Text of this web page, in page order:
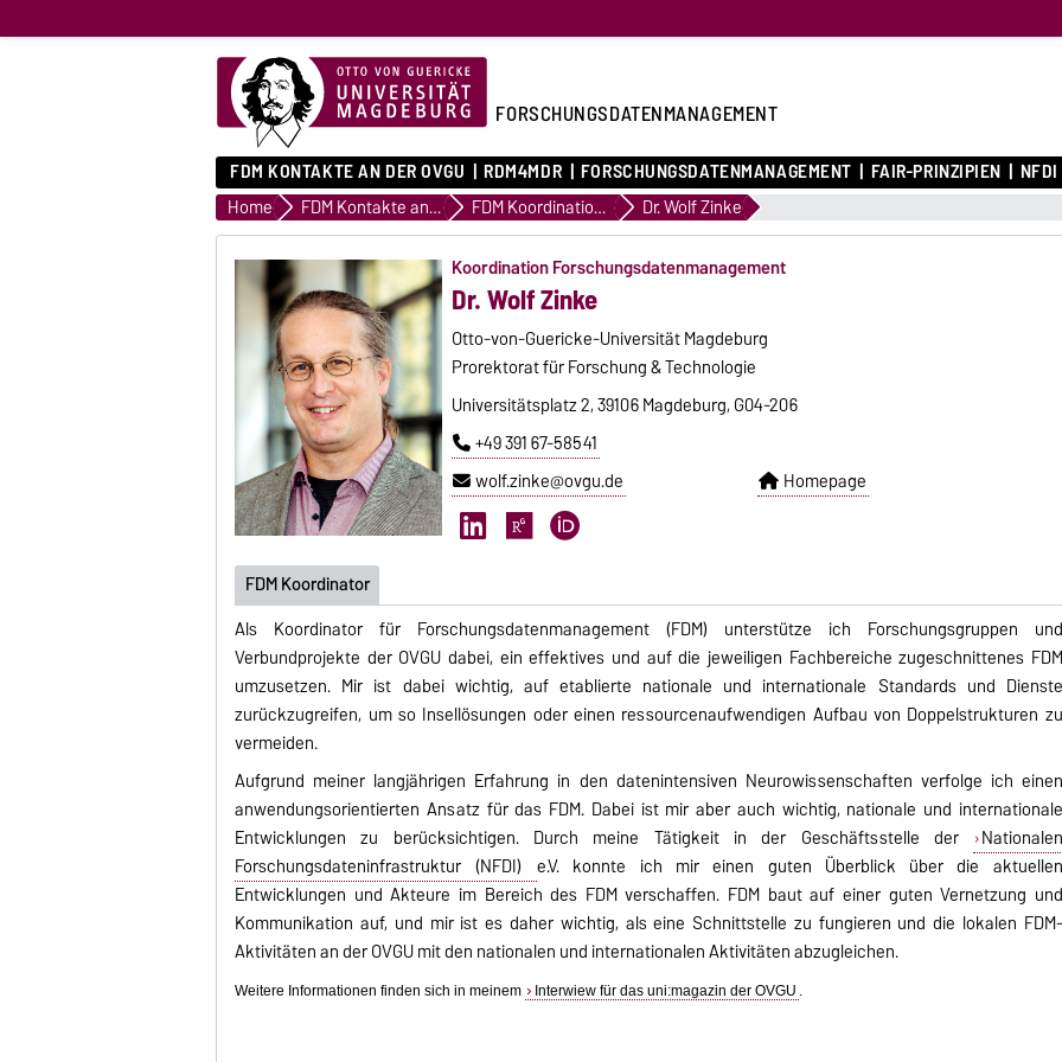
FORSCHUNGSDATENMANAGEMENT
FDM KONTAKTE AN DER OVGU RDM4MDR FORSCHUNGSDATENMANAGEMENT FAIR-PRINZIPIEN NFDI
Home FDM Kontakte an der OVGU FDM Koordination (Hauptcampus) Dr. Wolf Zinke
Koordination Forschungsdatenmanagement
Dr. Wolf Zinke
Otto-von-Guericke-Universität Magdeburg
Prorektorat für Forschung & Technologie
Universitätsplatz 2, 39106 Magdeburg, G04-206
+49 391 67-58541
wolf.zinke@ovgu.de
Homepage
FDM Koordinator
Als Koordinator für Forschungsdatenmanagement (FDM) unterstütze ich Forschungsgruppen und
Verbundprojekte der OVGU dabei, ein effektives und auf die jeweiligen Fachbereiche zugeschnittenes FDM
umzusetzen. Mir ist dabei wichtig, auf etablierte nationale und internationale Standards und Dienste
zurückzugreifen, um so Insellösungen oder einen ressourcenaufwendigen Aufbau von Doppelstrukturen zu
vermeiden.
Aufgrund meiner langjährigen Erfahrung in den datenintensiven Neurowissenschaften verfolge ich einen
anwendungsorientierten Ansatz für das FDM. Dabei ist mir aber auch wichtig, nationale und internationale
Entwicklungen zu berücksichtigen. Durch meine Tätigkeit in der Geschäftsstelle der
Nationalen
Forschungsdateninfrastruktur (NFDI) e.V. konnte ich mir einen guten Überblick über die aktuellen
Entwicklungen und Akteure im Bereich des FDM verschaffen. FDM baut auf einer guten Vernetzung und
Kommunikation auf, und mir ist es daher wichtig, als eine Schnittstelle zu fungieren und die lokalen FDM-
Aktivitäten an der OVGU mit den nationalen und internationalen Aktivitäten abzugleichen.
Weitere Informationen finden sich in meinem Interwiew für das uni:magazin der OVGU